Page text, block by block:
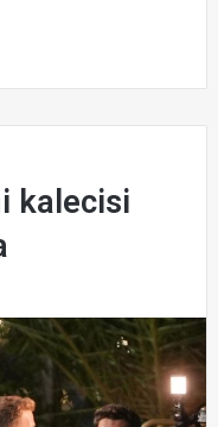
kalecisi